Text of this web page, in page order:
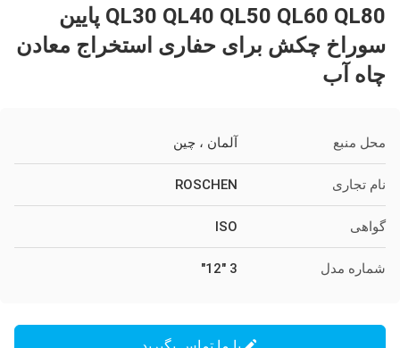
QL30 QL40 QL50 QL60 QL80 پایین
سوراخ چکش برای حفاری استخراج معادن
چاه آب
محل منبع آلمان ، چین
نام تجاری ROSCHEN
گواهی ISO
شماره مدل 3 "12"